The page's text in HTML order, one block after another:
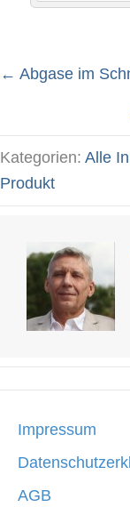
Posts
← Abgase im
Kategorien: Alle
Produkt
Impressum
AGB